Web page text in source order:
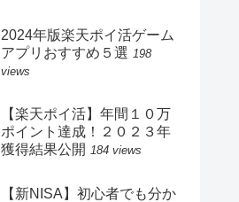
2024年版楽天ポイ活ゲーム
アプリおすすめ５選 198
views
【楽天ポイ活】年間１０万
ポイント達成！２０２３年
獲得結果公開 184 views
【新NISA】初心者でも分か